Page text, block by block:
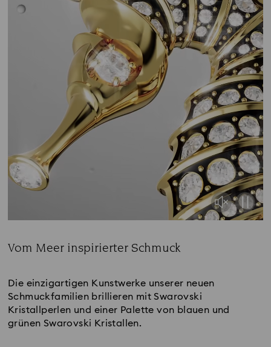
Vom Meer inspirierter Schmuck
Die einzigartigen Kunstwerke unserer neuen
Schmuckfamilien brillieren mit Swarovski
Kristallperlen und einer Palette von blauen und
grünen Swarovski Kristallen.